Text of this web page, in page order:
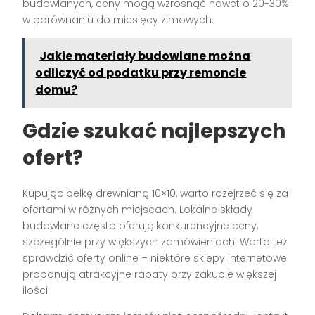
budowlanych, ceny mogą wzrosnąć nawet o 20-30%
w porównaniu do miesięcy zimowych.
Jakie materiały budowlane można
odliczyć od podatku przy remoncie
domu?
Gdzie szukać najlepszych
ofert?
Kupując belkę drewnianą 10×10, warto rozejrzeć się za
ofertami w różnych miejscach. Lokalne składy
budowlane często oferują konkurencyjne ceny,
szczególnie przy większych zamówieniach. Warto też
sprawdzić oferty online – niektóre sklepy internetowe
proponują atrakcyjne rabaty przy zakupie większej
ilości.